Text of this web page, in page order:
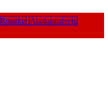
Rmarket Asiakaspalvelu